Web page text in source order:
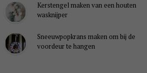
Kerstengel maken van een houten
wasknijper
Sneeuwpopkrans maken om bij de
voordeur te hangen